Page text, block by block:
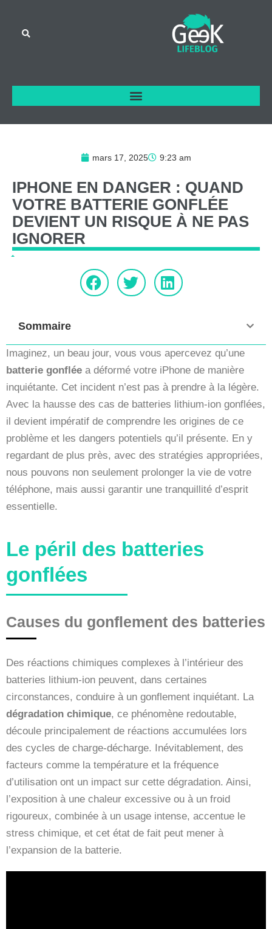
mars 17, 2025 9:23 am
IPHONE EN DANGER : QUAND
VOTRE BATTERIE GONFLÉE
DEVIENT UN RISQUE À NE PAS
IGNORER
Sommaire
Imaginez, un beau jour, vous vous apercevez qu’une
batterie gonflée a déformé votre iPhone de manière
inquiétante. Cet incident n’est pas à prendre à la légère.
Avec la hausse des cas de batteries lithium-ion gonflées,
il devient impératif de comprendre les origines de ce
problème et les dangers potentiels qu’il présente. En y
regardant de plus près, avec des stratégies appropriées,
nous pouvons non seulement prolonger la vie de votre
téléphone, mais aussi garantir une tranquillité d’esprit
essentielle.
Le péril des batteries
gonflées
Causes du gonflement des batteries
Des réactions chimiques complexes à l’intérieur des
batteries lithium-ion peuvent, dans certaines
circonstances, conduire à un gonflement inquiétant. La
dégradation chimique, ce phénomène redoutable,
découle principalement de réactions accumulées lors
des cycles de charge-décharge. Inévitablement, des
facteurs comme la température et la fréquence
d’utilisation ont un impact sur cette dégradation. Ainsi,
l’exposition à une chaleur excessive ou à un froid
rigoureux, combinée à un usage intense, accentue le
stress chimique, et cet état de fait peut mener à
l’expansion de la batterie.